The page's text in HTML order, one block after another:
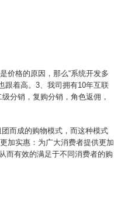
价格的原因，那么“系统开发多
跟着高。3、我司拥有10年互联
分销，复购分销，角色返佣，
而成的购物模式，而这种模式
加实惠：为广大消费者提供更加
而有效的满足于不同消费者的购